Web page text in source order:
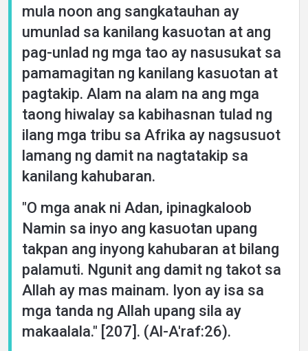
mula noon ang sangkatauhan ay
umunlad sa kanilang kasuotan at ang
pag-unlad ng mga tao ay nasusukat sa
pamamagitan ng kanilang kasuotan at
pagtakip. Alam na alam na ang mga
taong hiwalay sa kabihasnan tulad ng
ilang mga tribu sa Afrika ay nagsusuot
lamang ng damit na nagtatakip sa
kanilang kahubaran.
"O mga anak ni Adan, ipinagkaloob
Namin sa inyo ang kasuotan upang
takpan ang inyong kahubaran at bilang
palamuti. Ngunit ang damit ng takot sa
Allah ay mas mainam. Iyon ay isa sa
mga tanda ng Allah upang sila ay
makaalala." [207]. (Al-A'raf:26).